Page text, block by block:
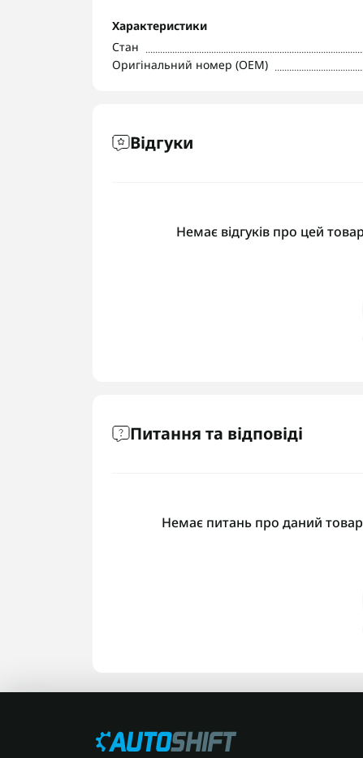
Характеристики
Стан
Оригінальний номер (OEM)
Відгуки
Немає відгуків про цей
Питання та відповіді
Немає питань про даний